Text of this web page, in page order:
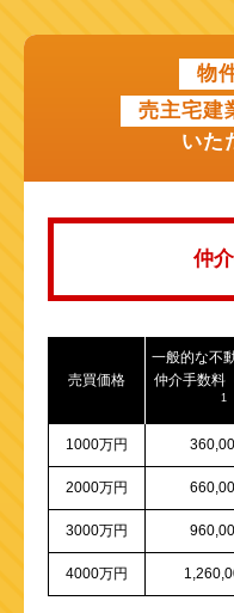
近鉄けいはんな線
山陽新幹線
物
売主宅建
いた
仲
売買価格
一般的な不
仲介手数料
1
1000万円
2000万円
3000万円
4000万円